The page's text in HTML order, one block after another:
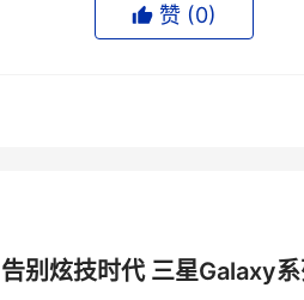
利用FCIP技术进行，传输距离超
赞 (0)
告别炫技时代 三星Galaxy